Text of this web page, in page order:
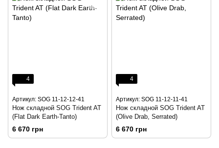
4
Артикул: SOG 11-12-12-41
Нож складной SOG Trident AT
(Flat Dark Earth-Tanto)
6 670 грн
4
Артикул: SOG 11-12-11-41
Нож складной SOG Trident AT
(Olive Drab, Serrated)
6 670 грн